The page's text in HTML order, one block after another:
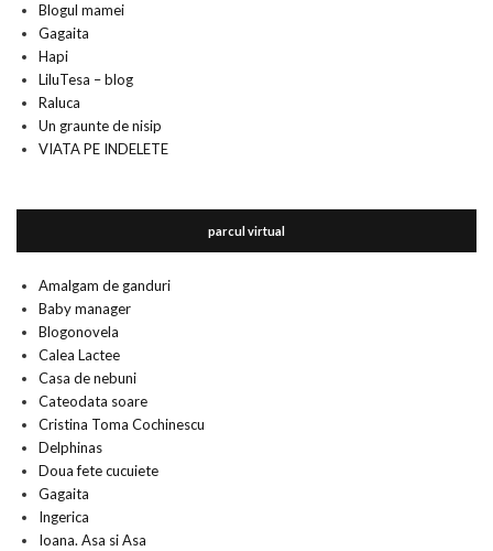
Blogul mamei
Gagaita
Hapi
LiluTesa – blog
Raluca
Un graunte de nisip
VIATA PE INDELETE
parcul virtual
Amalgam de ganduri
Baby manager
Blogonovela
Calea Lactee
Casa de nebuni
Cateodata soare
Cristina Toma Cochinescu
Delphinas
Doua fete cucuiete
Gagaita
Ingerica
Ioana. Asa si Asa